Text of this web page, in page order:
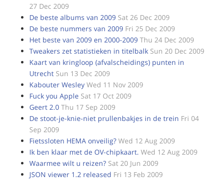
27 Dec 2009
De beste albums van 2009 Sat 26 Dec 2009
De beste nummers van 2009 Fri 25 Dec 2009
Het beste van 2009 en 2000-2009 Thu 24 Dec 2009
Tweakers zet statistieken in titelbalk Sun 20 Dec 2009
Kaart van kringloop (afvalscheidings) punten in
Utrecht Sun 13 Dec 2009
Kabouter Wesley Wed 11 Nov 2009
Fuck you Apple Sat 17 Oct 2009
Geert 2.0 Thu 17 Sep 2009
De stoot-je-knie-niet prullenbakjes in de trein Fri 04
Sep 2009
Fietssloten HEMA onveilig? Wed 12 Aug 2009
Ik ben klaar met de OV-chipkaart. Wed 12 Aug 2009
Waarmee wilt u reizen? Sat 20 Jun 2009
JSON viewer 1.2 released Fri 13 Feb 2009